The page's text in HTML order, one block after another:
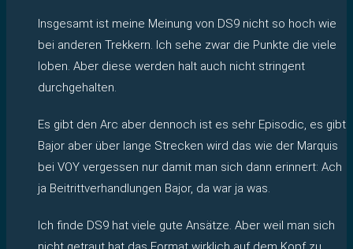
Insgesamt ist meine Meinung von DS9 nicht so hoch wie
bei anderen Trekkern. Ich sehe zwar die Punkte die viele
loben. Aber diese werden halt auch nicht stringent
durchgehalten.
Es gibt den Arc aber dennoch ist es sehr Episodic, es gibt
Bajor aber über lange Strecken wird das wie der Marquis
bei VOY vergessen nur damit man sich dann erinnert: Ach
ja Beitrittverhandlungen Bajor, da war ja was.
Ich finde DS9 hat viele gute Ansätze. Aber weil man sich